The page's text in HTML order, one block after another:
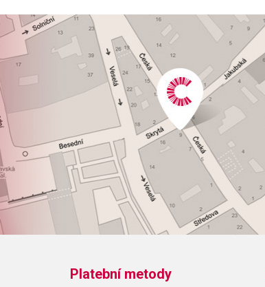
Platební metody